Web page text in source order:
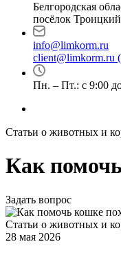
Белгородская
посёлок
info@limkorm.ru
client@limkorm.ru
Пн. – Пт.: с 9:00
Статьи о животных и
Как
Задать вопрос
Статьи о животных и
28 мая 2026